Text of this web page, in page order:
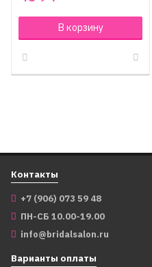
В корзину
Контакты
+7 (906) 073 59 48
ПН-СБ 10.00-19.00
info@bridalsalon.ru
Варианты оплаты